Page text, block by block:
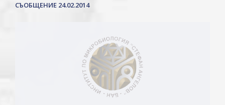
СЪОБЩЕНИЕ 24.02.2014